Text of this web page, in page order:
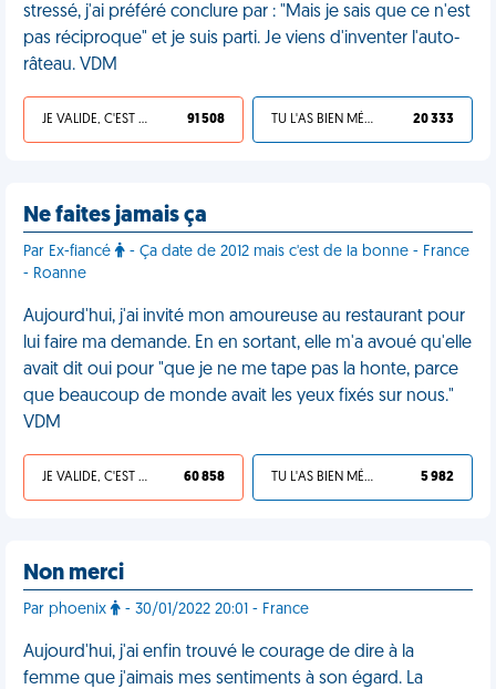
stressé, j'ai préféré conclure par : "Mais je sais que ce n'est
pas réciproque" et je suis parti. Je viens d'inventer l'auto-
râteau. VDM
JE VALIDE, C'EST UNE VDM 91 508 TU L'AS BIEN MÉRITÉ 20 333
Ne faites jamais ça
Par Ex-fiancé
- Ça date de 2012 mais c'est de la bonne - France
- Roanne
Aujourd'hui, j'ai invité mon amoureuse au restaurant pour
lui faire ma demande. En en sortant, elle m'a avoué qu'elle
avait dit oui pour "que je ne me tape pas la honte, parce
que beaucoup de monde avait les yeux fixés sur nous."
VDM
JE VALIDE, C'EST UNE VDM 60 858 TU L'AS BIEN MÉRITÉ 5 982
Non merci
Par phoenix - 30/01/2022 20:01 - France
Aujourd'hui, j'ai enfin trouvé le courage de dire à la
femme que j'aimais mes sentiments à son égard. La